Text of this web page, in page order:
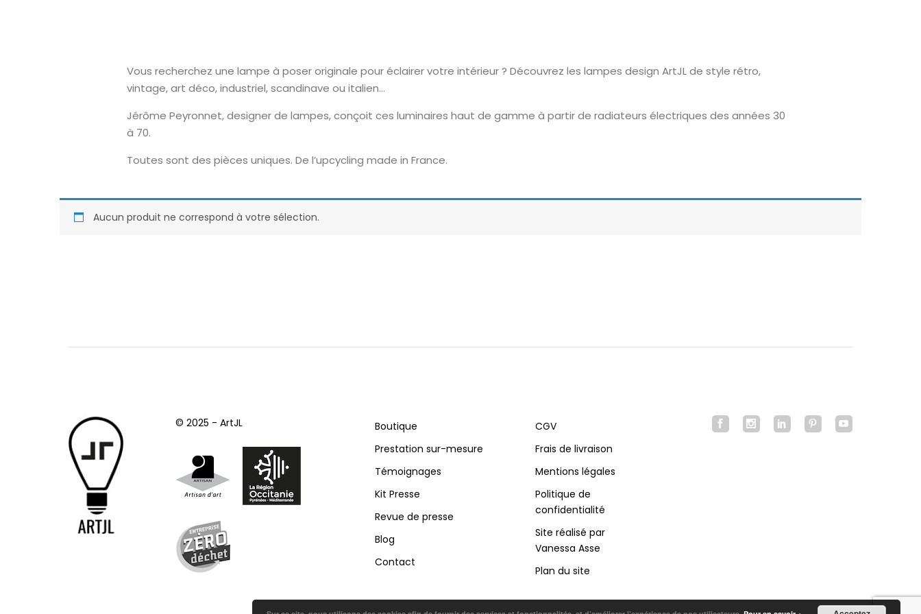
Vous recherchez une lampe à poser originale pour éclairer votre intérieur ? Découvrez les lampes design ArtJL de style rétro,
vintage, art déco, industriel, scandinave ou italien…
Jérôme Peyronnet, designer de lampes, conçoit ces luminaires haut de gamme à partir de radiateurs électriques des années 30
à 70.
Toutes sont des pièces uniques. De l’upcycling made in France.
Aucun produit ne correspond à votre sélection.
© 2025 - ArtJL
Boutique
Prestation sur-mesure
Témoignages
Kit Presse
Revue de presse
Blog
Contact
CGV
Frais de livraison
Mentions légales
Politique de
confidentialité
Site réalisé par
Vanessa Asse
Plan du site